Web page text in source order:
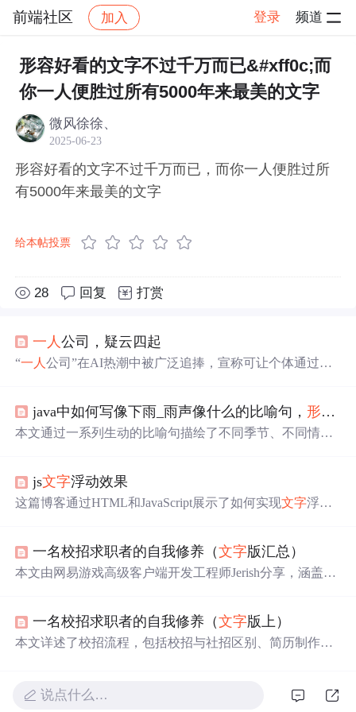
前端社区 加入 登录 频道
社区 前端社区 感慨 帖子详情
形容好看的文字不过千万而已&#xff0c;而
你一人便胜过所有5000年来最美的文字
微风徐徐、
2025-06-23
形容好看的文字不过千万而已，而你一人便胜过所
有5000年来最美的文字
给本帖投票
28 回复 打赏
一人公司，疑云四起
“一人公司”在AI热潮中被广泛追捧，宣称可让个体通过AI
合能力，且面临市场竞争、用户新鲜感消退等问题。当前
宣传常夸大AI作用，掩盖真实挑战。
java中如何写像下雨_雨声像什么的比喻句， 形容
本文通过一系列生动的比喻句描绘了不同季节、不同情境
景画卷，引领读者进入一个由雨声编织的梦幻世界。
js文字浮动效果
这篇博客通过HTML和JavaScript展示了如何实现文字浮动
在页面上随机飘动的视觉效果。此外，文中还包含了对CS
S样式和JavaScript事件监听的运用，增加了互动性和趣味
一名校招求职者的自我修养（文字版汇总）
本文由网易游戏高级客户端开发工程师Jerish分享，涵盖校
一名校招求职者的自我修养（文字版上）
本文详述了校招流程，包括校招与社招区别、简历制作、
说点什么…